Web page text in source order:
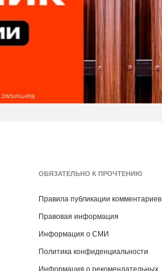
ОБЯЗАТЕЛЬНО К ПРОЧТЕНИЮ
Правила публикации комментариев
Правовая информация
Информация о СМИ
Политика конфиденциальности
Информация о рекомендательных